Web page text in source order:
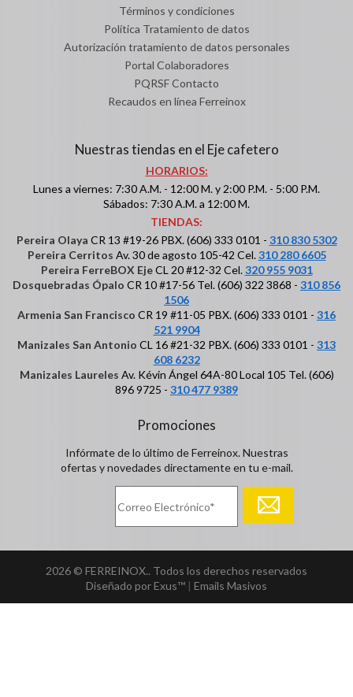
Términos y condiciones
Política Tratamiento de datos
Autorización tratamiento de datos personales
Portal Colaboradores
PQRSF Contacto
Recaudos en línea Ferreinox
Nuestras tiendas en el Eje cafetero
HORARIOS:
Lunes a viernes: 7:30 A.M. - 12:00 M. y 2:00 P.M. - 5:00 P.M.
Sábados: 7:30 A.M. a 12:00 M.
TIENDAS:
Pereira Olaya CR 13 #19-26 PBX. (606) 333 0101 - 310 830 5302
Pereira Cerritos Av. 30 de agosto 105-42 Cel.310 280 6605
Pereira FerreBOX EjeCL 20 #12-32 Cel.320 955 9031
Dosquebradas Ópalo CR 10 #17-56 Tel. (606) 322 3868 - 310 856
1506
Armenia San Francisco CR 19 #11-05 PBX. (606) 333 0101 - 316
521 9904
Manizales San Antonio CL 16 #21-32 PBX. (606) 333 0101 - 313
608 6232
Manizales Laureles Av. Kévin Ángel 64A-80 Local 105 Tel. (606)
896 9725 - 310 477 9389
Promociones
Infórmate de lo último de Ferreinox. Nuestras
ofertas y novedades directamente en tu e-mail.
2026 © FERREINOX.. Todos los derechos reservados
Diseñado por Exus™ | Emails Masivos